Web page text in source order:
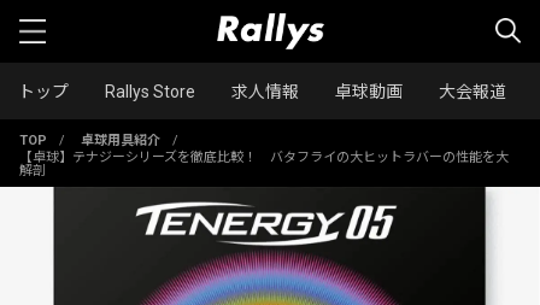
トップ Rallys Store 求人情報 卓球動画 大会報道
TOP / 卓球用具紹介
/
【卓球】テナジーシリーズを徹底比較！ バタフライの大ヒットラバーの性能を大
解剖